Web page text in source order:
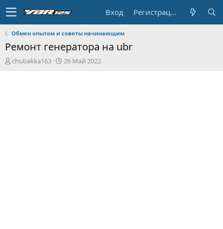
Вход Регистрация
Обмен опытом и советы начинающим
Ремонт генератора на ubr
А
в
chubakka163
Д
а
26 Май 2022